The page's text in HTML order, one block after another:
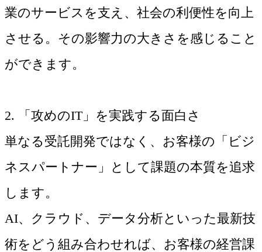
業のサービスを支え、社会の利便性を向上
させる。その影響力の大きさを感じること
ができます。
2. 「攻めのIT」を実践する面白さ
単なる受託開発ではなく、お客様の「ビジ
ネスパートナー」として課題の本質を追求
します。
AI、クラウド、データ分析といった最新技
術をどう組み合わせれば、お客様の経営課